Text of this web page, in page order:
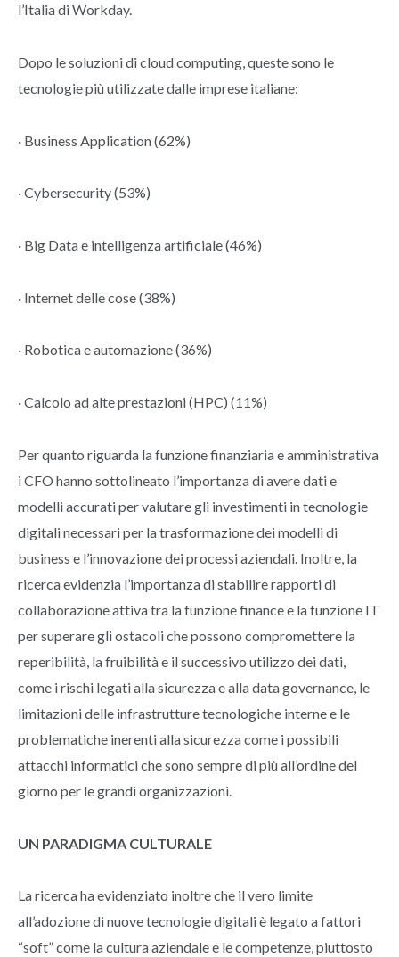
l’Italia di Workday.
Dopo le soluzioni di cloud computing, queste sono le
tecnologie più utilizzate dalle imprese italiane:
· Business Application (62%)
· Cybersecurity (53%)
· Big Data e intelligenza artificiale (46%)
· Internet delle cose (38%)
· Robotica e automazione (36%)
· Calcolo ad alte prestazioni (HPC) (11%)
Per quanto riguarda la funzione finanziaria e amministrativa
i CFO hanno sottolineato l’importanza di avere dati e
modelli accurati per valutare gli investimenti in tecnologie
digitali necessari per la trasformazione dei modelli di
business e l’innovazione dei processi aziendali. Inoltre, la
ricerca evidenzia l’importanza di stabilire rapporti di
collaborazione attiva tra la funzione finance e la funzione IT
per superare gli ostacoli che possono compromettere la
reperibilità, la fruibilità e il successivo utilizzo dei dati,
come i rischi legati alla sicurezza e alla data governance, le
limitazioni delle infrastrutture tecnologiche interne e le
problematiche inerenti alla sicurezza come i possibili
attacchi informatici che sono sempre di più all’ordine del
giorno per le grandi organizzazioni.
UN PARADIGMA CULTURALE
La ricerca ha evidenziato inoltre che il vero limite
all’adozione di nuove tecnologie digitali è legato a fattori
“soft” come la cultura aziendale e le competenze, piuttosto